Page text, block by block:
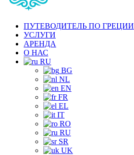
ПУТЕВОДИТЕЛЬ ПО ГРЕЦИИ
УСЛУГИ
АРЕНДА
О НАС
RU
BG
NL
EN
FR
EL
IT
RO
RU
SR
UK